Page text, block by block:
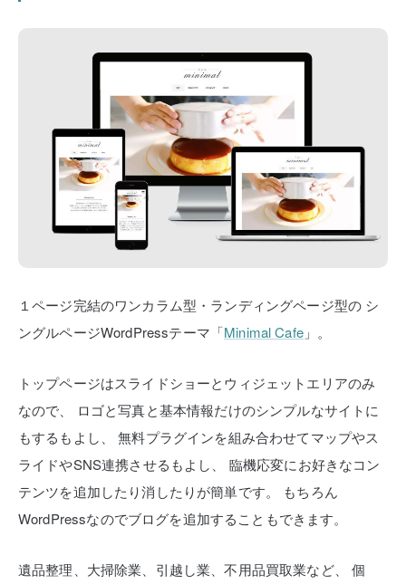
１ページ完結のワンカラム型・ランディングページ型の シ
ングルページWordPressテーマ「Minimal Cafe」。
トップページはスライドショーとウィジェットエリアのみ
なので、
ロゴと写真と基本情報だけのシンプルなサイトに
もするもよし、
無料プラグインを組み合わせてマップやス
ライドやSNS連携させるもよし、
臨機応変にお好きなコン
テンツを追加したり消したりが簡単です。
もちろん
WordPressなのでブログを追加することもできます。
遺品整理、大掃除業、引越し業、不用品買取業など、 個